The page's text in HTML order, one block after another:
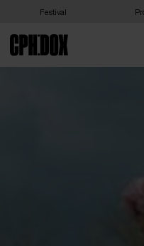
Festival